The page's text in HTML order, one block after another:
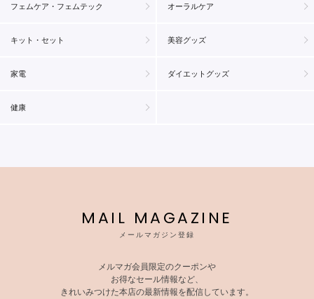
フェムケア・フェムテック オーラルケア
キット・セット 美容グッズ
家電 ダイエットグッズ
健康
MAIL MAGAZINE
メールマガジン登録
メルマガ会員限定のクーポンや
お得なセール情報など、
きれいみつけた本店の最新情報を配信しています。